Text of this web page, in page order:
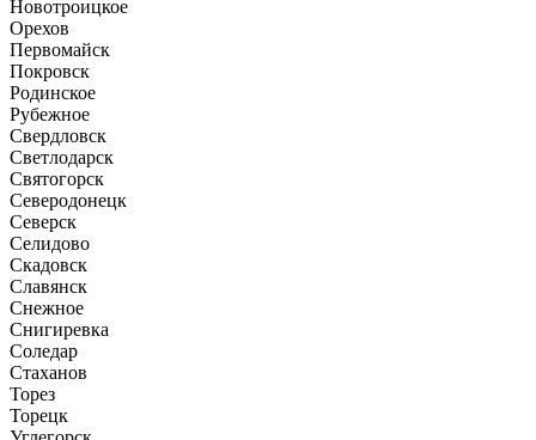
Новотроицкое
Орехов
Первомайск
Покровск
Родинское
Рубежное
Свердловск
Светлодарск
Святогорск
Северодонецк
Северск
Селидово
Скадовск
Славянск
Снежное
Снигиревка
Соледар
Стаханов
Торез
Торецк